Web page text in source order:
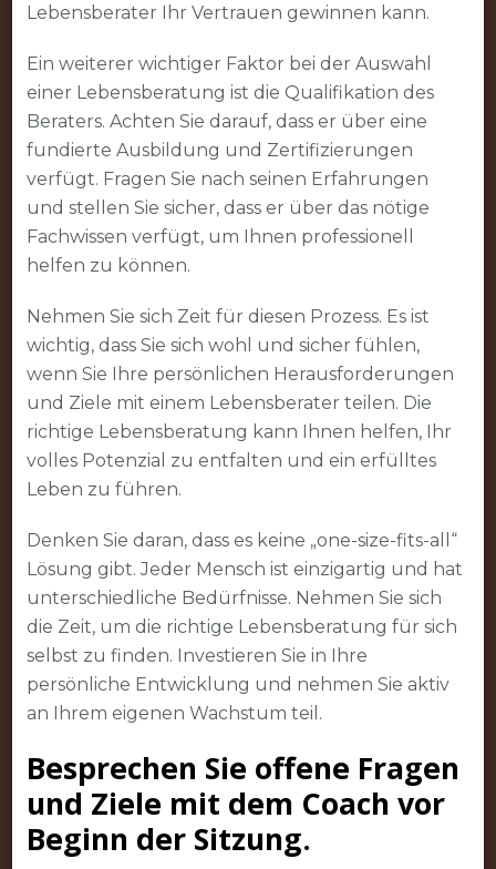
Lebensberater Ihr Vertrauen gewinnen kann.
Ein weiterer wichtiger Faktor bei der Auswahl
einer Lebensberatung ist die Qualifikation des
Beraters. Achten Sie darauf, dass er über eine
fundierte Ausbildung und Zertifizierungen
verfügt. Fragen Sie nach seinen Erfahrungen
und stellen Sie sicher, dass er über das nötige
Fachwissen verfügt, um Ihnen professionell
helfen zu können.
Nehmen Sie sich Zeit für diesen Prozess. Es ist
wichtig, dass Sie sich wohl und sicher fühlen,
wenn Sie Ihre persönlichen Herausforderungen
und Ziele mit einem Lebensberater teilen. Die
richtige Lebensberatung kann Ihnen helfen, Ihr
volles Potenzial zu entfalten und ein erfülltes
Leben zu führen.
Denken Sie daran, dass es keine „one-size-fits-all“
Lösung gibt. Jeder Mensch ist einzigartig und hat
unterschiedliche Bedürfnisse. Nehmen Sie sich
die Zeit, um die richtige Lebensberatung für sich
selbst zu finden. Investieren Sie in Ihre
persönliche Entwicklung und nehmen Sie aktiv
an Ihrem eigenen Wachstum teil.
Besprechen Sie offene Fragen
und Ziele mit dem Coach vor
Beginn der Sitzung.